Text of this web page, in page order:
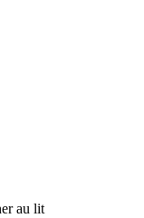
au lit